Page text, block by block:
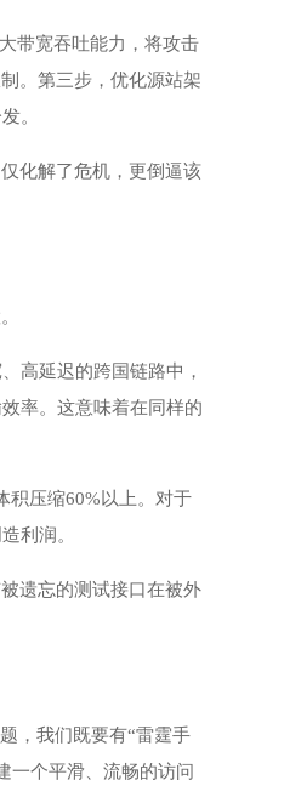
带宽吞吐能力，将攻击
。第三步，优化源站架
。
化解了危机，更倒逼该
高延迟的跨国链路中，
率。这意味着在同样的
积压缩60%以上。对于
利润。
遗忘的测试接口在被外
，我们既要有“雷霆手
一个平滑、流畅的访问